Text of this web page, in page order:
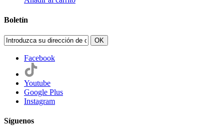
Boletín
OK
Facebook
Youtube
Google Plus
Instagram
Síguenos